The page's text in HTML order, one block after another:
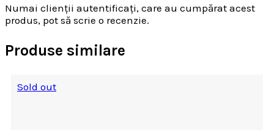
Numai clienții autentificați, care au cumpărat acest
produs, pot să scrie o recenzie.
Produse similare
Sold out